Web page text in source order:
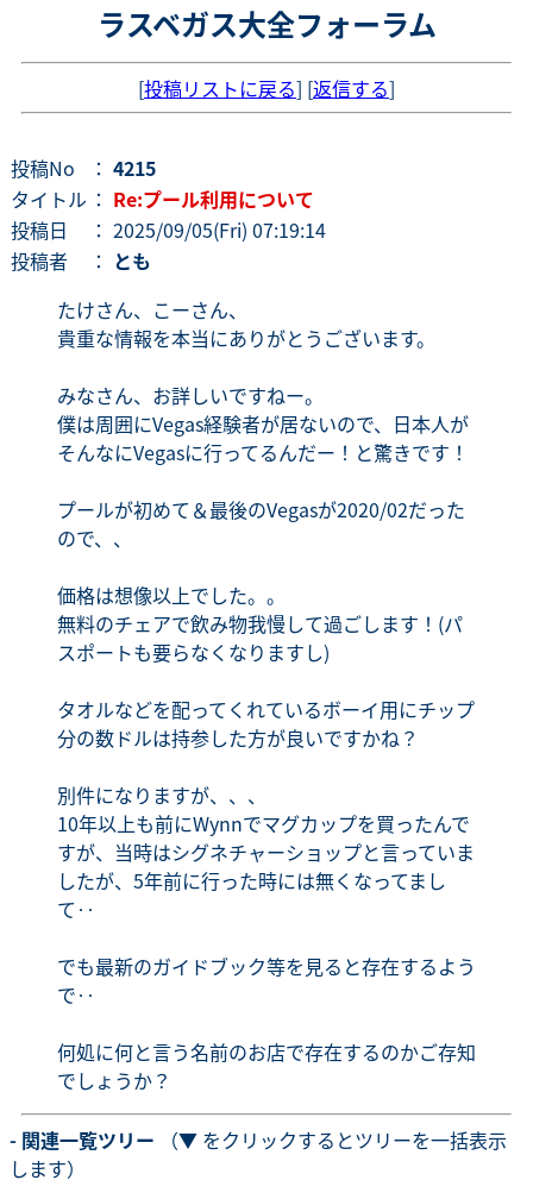
ラスベガス大全フォーラム
[投稿リストに戻る] [返信する]
投稿No ： 4215
タイトル ： Re:プール利用について
投稿日
： 2025/09/05(Fri) 07:19:14
投稿者
： とも
たけさん、こーさん、
貴重な情報を本当にありがとうございます。
みなさん、お詳しいですねー。
僕は周囲にVegas経験者が居ないので、日本人が
そんなにVegasに行ってるんだー！と驚きです！
プールが初めて＆最後のVegasが2020/02だった
ので、、
価格は想像以上でした。。
無料のチェアで飲み物我慢して過ごします！(パ
スポートも要らなくなりますし)
タオルなどを配ってくれているボーイ用にチップ
分の数ドルは持参した方が良いですかね？
別件になりますが、、、
10年以上も前にWynnでマグカップを買ったんで
すが、当時はシグネチャーショップと言っていま
したが、5年前に行った時には無くなってまし
て‥
でも最新のガイドブック等を見ると存在するよう
で‥
何処に何と言う名前のお店で存在するのかご存知
でしょうか？
- 関連一覧ツリー （▼ をクリックするとツリーを一括表示
します）